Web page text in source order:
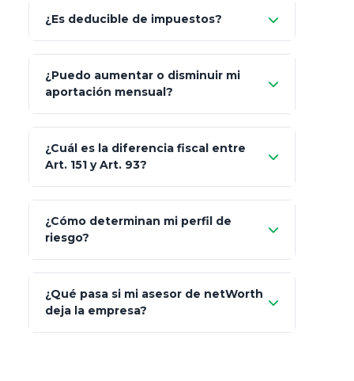
GNP (Proyecta)
Seguros Monterrey
Skandia (Crea)
MetLife (MetaLife)
Prudential
¿Es deducible de impuestos?
¿Puedo aumentar o disminuir mi
aportación mensual?
¿Cuál es la diferencia fiscal entre
Art. 151 y Art. 93?
Art.
93
totalmente
libres de impuestos
¿Cómo determinan mi perfil de
riesgo?
¿Qué pasa si mi asesor de netWorth
deja la empresa?